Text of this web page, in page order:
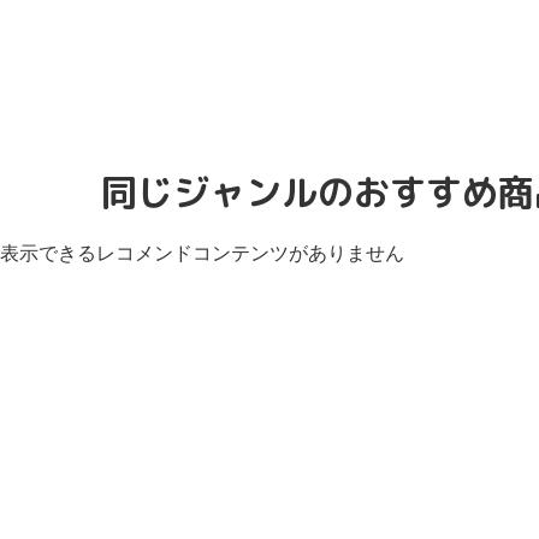
同じジャンルのおすすめ
表示できるレコメンドコンテンツがありません